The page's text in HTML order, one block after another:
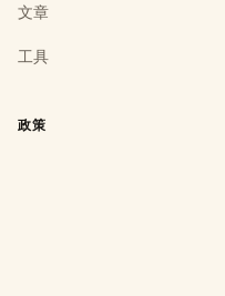
文章
工具
政策